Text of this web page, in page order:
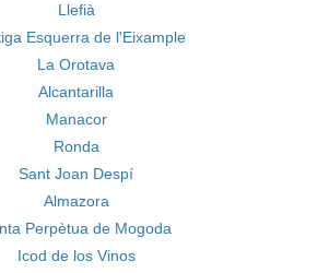
Llefià
Esquerra de l'Eixample
La Orotava
Alcantarilla
Manacor
Ronda
Sant Joan Despí
Almazora
Perpètua de Mogoda
Icod de los Vinos